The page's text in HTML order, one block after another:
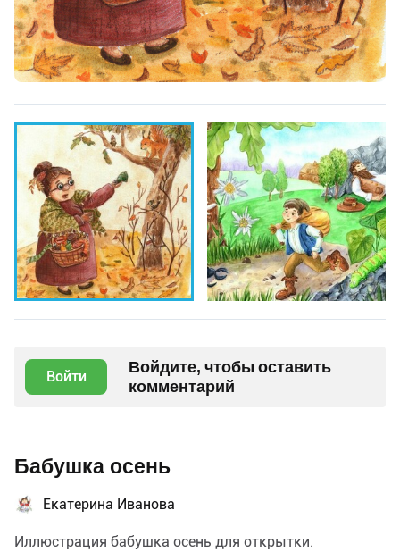
Войти
Войдите, чтобы оставить
комментарий
Бабушка осень
Екатерина Иванова
Иллюстрация бабушка осень для открытки.